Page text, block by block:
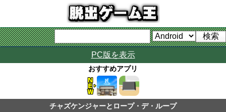
PC版を表示
おすすめアプリ
チャズケンジャーとロープ・デ・ループ